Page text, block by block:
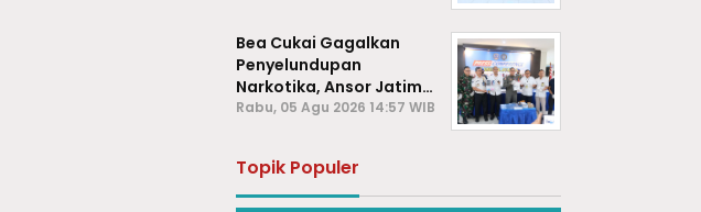
Bea Cukai Gagalkan
Penyelundupan
Narkotika, Ansor Jatim
Negara Tak Kalah dari
Rabu, 05 Agu 2026 14:57 WIB
Topik Populer